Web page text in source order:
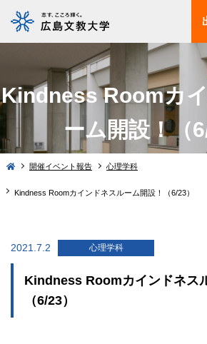
Kindness Roomカ
ーム開設！（
開催イベント報告 心理学科
Kindness Roomカインドネスルーム開設！（6/23）
2021.7.2 心理学科
Kindness Roomカインドネス
（6/23）